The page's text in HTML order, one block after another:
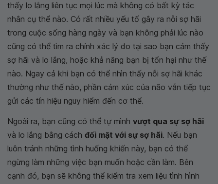
thấy lo lắng liên tục mọi lúc mà không có bất kỳ tác
nhân cụ thể nào. Có rất nhiều yếu tố gây ra nỗi sợ hãi
trong cuộc sống hàng ngày và bạn không phải lúc nào
cũng có thể tìm ra chính xác lý do tại sao bạn cảm thấy
sợ hãi và lo lắng, hoặc khả năng bạn bị tổn hại như thế
nào. Ngay cả khi bạn có thể nhìn thấy nỗi sợ hãi khác
thường như thế nào, phần cảm xúc của não vẫn tiếp tục
gửi các tín hiệu nguy hiểm đến cơ thể.
Ngoài ra, bạn cũng có thể tự mình vượt qua sự sợ hãi
và lo lắng bằng cách đối mặt với sự sợ hãi. Nếu bạn
luôn tránh những tình huống khiến này, bạn có thể
ngừng làm những việc bạn muốn hoặc cần làm. Bên
cạnh đó, bạn sẽ không thể kiểm tra xem liệu tình hình